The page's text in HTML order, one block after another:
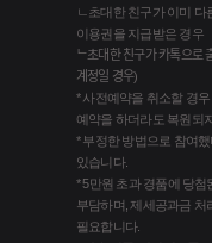
ㄴ초대한 친구가 이미 다
이용권을 지급받은 경우
ᄂ초대한 친구가 카톡으로
계정일 경우)
* 사전예약을 취소할 경
예약을 하더라도 복원되
* 부정한 방법으로 참여
있습니다.
* 5만원 초과 경품에 당
부담하며, 제세공과금 처
필요합니다.